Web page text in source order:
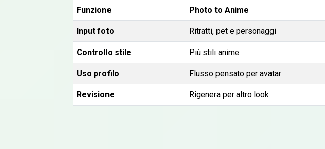
Funzione Photo to Anime
Input foto Ritratti, pet e personaggi
Controllo stile Più stili anime
Uso profilo Flusso pensato per avatar
Revisione Rigenera per altro look